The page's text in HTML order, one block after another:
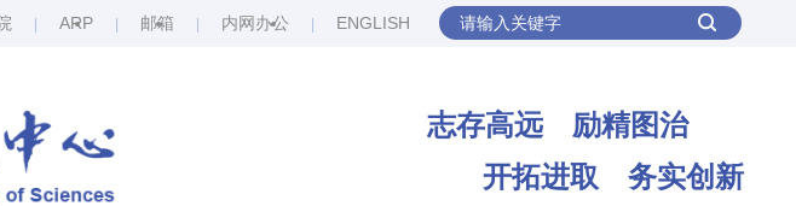
ARP 邮箱 内网办公 ENGLISH
志存高远 励精图治
开拓进取 务实创新